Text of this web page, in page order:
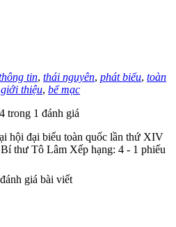
tin, thái nguyên, phát biểu, toàn
giới thiệu, bế mạc
trong 1 đánh giá
hội đại biểu toàn quốc lần thứ XIV
thư Tô Lâm Xếp hạng: 4 - 1 phiếu
giá bài viết